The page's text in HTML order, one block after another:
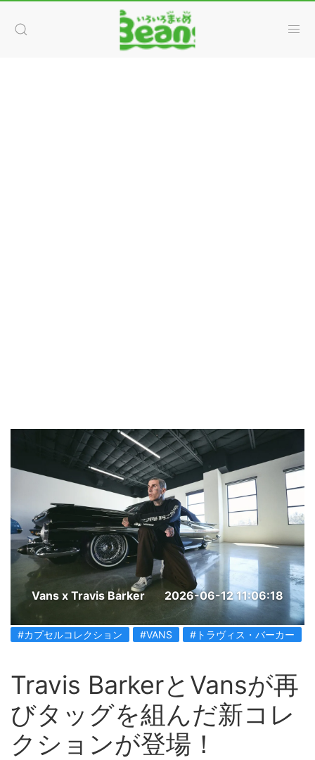
Vans x Travis Barker 2026-06-12 11:06:18
#カプセルコレクション #VANS #トラヴィス・バーカー
Travis BarkerとVansが再
びタッグを組んだ新コレ
クションが登場！